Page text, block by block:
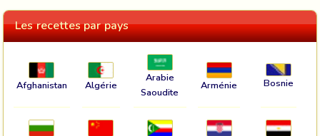
Les recettes par pays
Afghanistan Algérie
Arabie
Saoudite
Arménie Bosnie